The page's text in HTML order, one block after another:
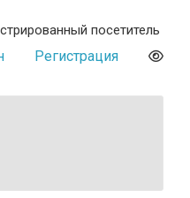
посетитель
Регистрация